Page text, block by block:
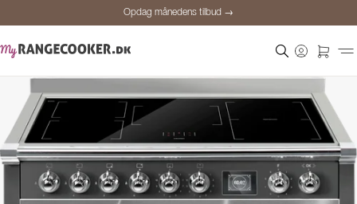
Opdag månedens tilbud →
Personlig rådgivning
Opdag månedens tilbud →